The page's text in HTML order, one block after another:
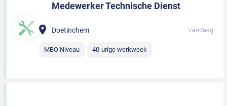
Medewerker Technische Dienst
Doetinchem Vandaag
MBO Niveau 40-urige werkweek